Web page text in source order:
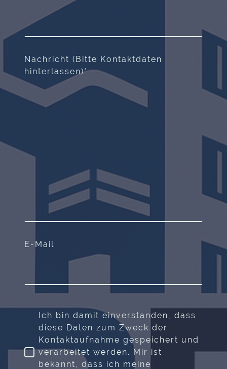
Nachricht (Bitte Kontaktdaten
hinterlassen)*
E-Mail
Ich bin damit einverstanden, dass
diese Daten zum Zweck der
Kontaktaufnahme gespeichert und
verarbeitet werden. Mir ist
bekannt, dass ich meine